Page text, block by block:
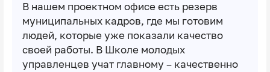
В нашем проектном офисе есть резерв
муниципальных кадров, где мы готовим
людей, которые уже показали качество
своей работы. В Школе молодых
управленцев учат главному – качественно